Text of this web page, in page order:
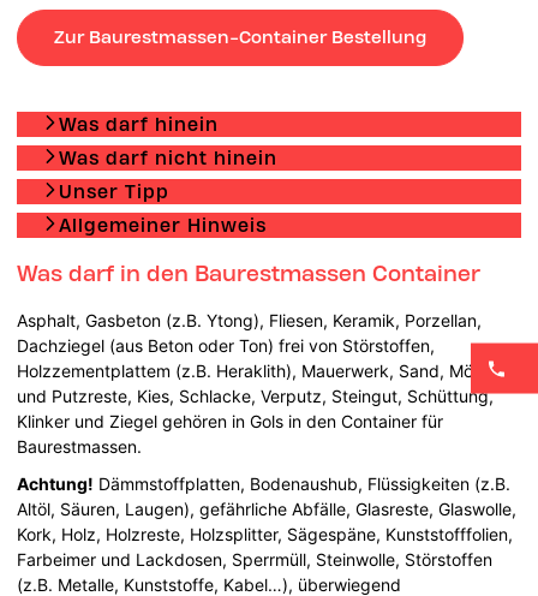
Zur Baurestmassen-Container Bestellung
Was darf hinein
Was darf nicht hinein
Unser Tipp
Allgemeiner Hinweis
Was darf in den Baurestmassen Container
Asphalt, Gasbeton (z.B. Ytong), Fliesen, Keramik, Porzellan,
Dachziegel (aus Beton oder Ton) frei von Störstoffen,
Holzzementplattem (z.B. Heraklith), Mauerwerk, Sand, Mörtel-
und Putzreste, Kies, Schlacke, Verputz, Steingut, Schüttung,
Klinker und Ziegel gehören in Gols in den Container für
Baurestmassen.
Achtung! Dämmstoffplatten, Bodenaushub, Flüssigkeiten (z.B.
Altöl, Säuren, Laugen), gefährliche Abfälle, Glasreste, Glaswolle,
Kork, Holz, Holzreste, Holzsplitter, Sägespäne, Kunststofffolien,
Farbeimer und Lackdosen, Sperrmüll, Steinwolle, Störstoffen
(z.B. Metalle, Kunststoffe, Kabel…), überwiegend